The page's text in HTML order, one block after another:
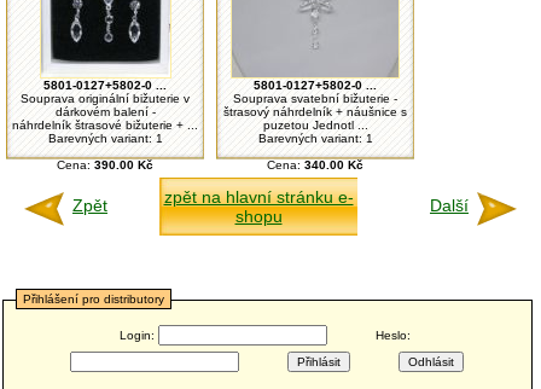
5801-0127+5802-0 ...
Souprava originální bižuterie v
dárkovém balení -
náhrdelník štrasové bižuterie + ...
Barevných variant: 1
Cena: 390.00 Kč
5801-0127+5802-0 ...
Souprava svatební bižuterie -
štrasový náhrdelník + náušnice s
puzetou Jednotl ...
Barevných variant: 1
Cena: 340.00 Kč
Zpět
zpět na hlavní stránku e-
shopu
Další
Přihlášení pro distributory
Login: Heslo: